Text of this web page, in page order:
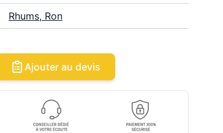
Rhums, Ron
Ajouter au devis